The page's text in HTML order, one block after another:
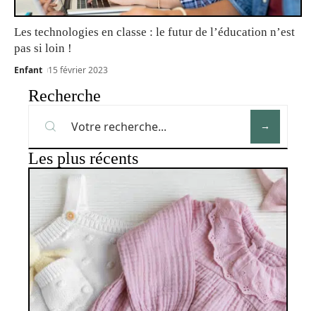
Les technologies en classe : le futur de l’éducation n’est
pas si loin !
Enfant 15 février 2023
Recherche
Les plus récents